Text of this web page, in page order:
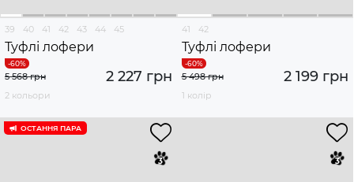
39 40 41 42 43 44 45
Туфлі лофери
2 227 грн
5 568 грн
2 кольори
41 42
Туфлі лофери
2 199 грн
5 498 грн
1 колір
ОСТАННЯ ПАРА